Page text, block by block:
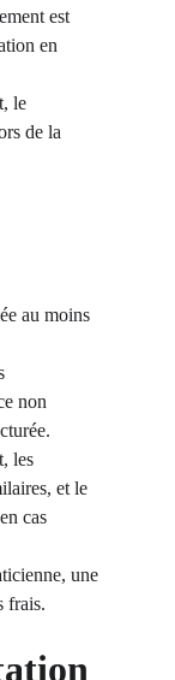
est
en
le
de la
au moins
non
les
et le
cas
une
frais.